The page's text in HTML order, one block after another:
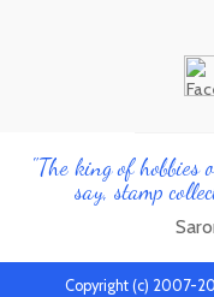
"The king of hobbies
say, stamp
Copyright (c) 2007-